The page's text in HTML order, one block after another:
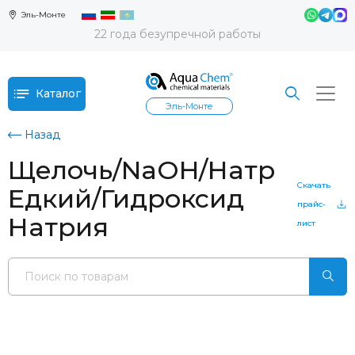
Эль-Монте
22 года безупречной работы
Каталог
Эль-Монте
Назад
Щелочь/NaOH/Натр
Едкий/Гидроксид
Натрия
Скачать
прайс-
лист